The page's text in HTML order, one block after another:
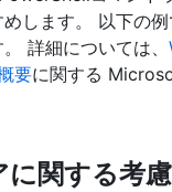
めします。 以下の
詳細については、
要に関する
関する考